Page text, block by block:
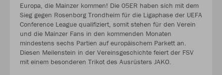
Europa, die Mainzer kommen! Die 05ER haben sich mit dem
Sieg gegen Rosenborg Trondheim für die Ligaphase der UEFA
Conference League qualifiziert, somit stehen für den Verein
und die Mainzer Fans in den kommenden Monaten
mindestens sechs Partien auf europäischem Parkett an.
Diesen Meilenstein in der Vereinsgeschichte feiert der FSV
mit einem besonderen Trikot des Ausrüsters JAKO.